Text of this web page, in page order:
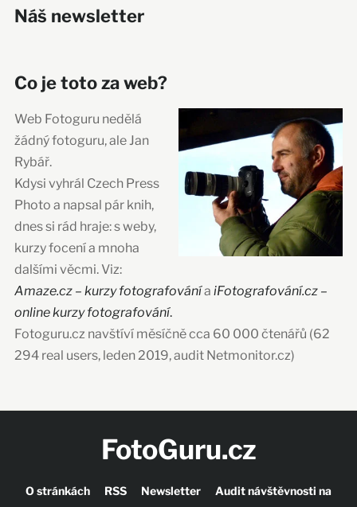
Náš newsletter
Co je toto za web?
Web Fotoguru nedělá
žádný fotoguru, ale Jan
Rybář.
Kdysi vyhrál Czech Press
Photo a napsal pár knih,
dnes si rád hraje: s weby,
kurzy focení a mnoha
dalšími věcmi. Viz:
Amaze.cz – kurzy fotografovánía iFotografování.cz –
online kurzy fotografování.
Fotoguru.cz navštíví měsíčně cca 60 000 čtenářů (62
294 real users, leden 2019, audit Netmonitor.cz)
FotoGuru.cz
O stránkách RSS Newsletter
Audit návštěvnosti na